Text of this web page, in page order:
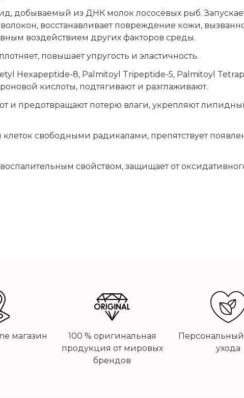
добываемый из ДНК молок лососёвых рыб.
восстанавливает повреждение кожи,
воздействием других факторов среды.
повышает упругость и эластичность.
Hexapeptide-8, Palmitoyl Tripeptide-5, Palmitoyl
кислоты, подтягивают и разглаживают.
и предотвращают потерю влаги, укрепляют
клеток свободными радикалами, препятствует
свойством, защищает от
магазин
100 % оригинальная
продукция от мировых
брендов
ухода